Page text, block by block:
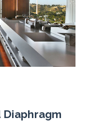
Diaphragm